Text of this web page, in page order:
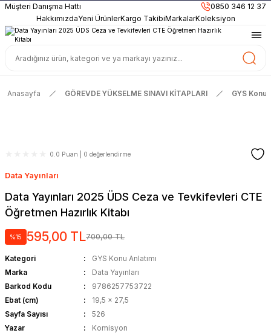
899TLve Üzeri Alışverişlerinizde
KARGO BEDAVA
Güncel ve Sınav Odaklı Kaynaklar
HakkımızdaYeni ÜrünlerKargo TakibiMarkalarKoleksiyon
Müşteri Danışma Hattı 0850 346 12 37
Anasayfa GÖREVDE YÜKSELME SINAVI KİTAPLARI GYS Konu
0.0 Puan | 0 değerlendirme
Data Yayınları
Data Yayınları 2025 ÜDS Ceza ve Tevkifevleri CTE
Öğretmen Hazırlık Kitabı
%15 595,00 TL700,00 TL
Kategori
GYS Konu Anlatımı
Marka
Data Yayınları
Barkod Kodu
9786257753722
Ebat (cm)
19,5 x 27,5
Sayfa Sayısı
526
Yazar
Komisyon